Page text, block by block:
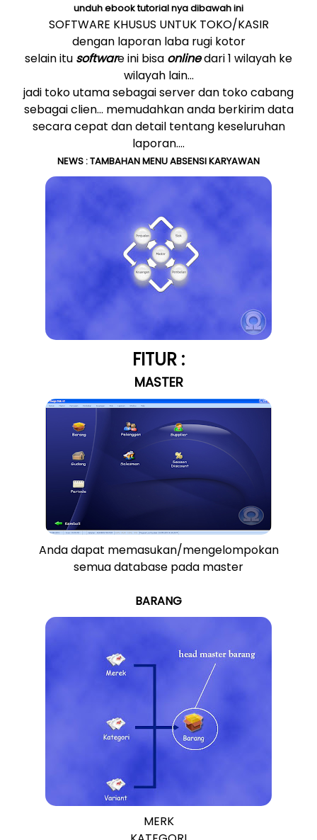
unduh ebook tutorial nya dibawah ini
SOFTWARE KHUSUS UNTUK TOKO/KASIR
dengan laporan laba rugi kotor
selain itu software ini bisa onlinedari 1 wilayah ke
wilayah lain...
jadi toko utama sebagai server dan toko cabang
sebagai clien... memudahkan anda berkirim data
secara cepat dan detail tentang keseluruhan
laporan....
NEWS : TAMBAHAN MENU ABSENSI KARYAWAN
FITUR :
MASTER
Anda dapat memasukan/mengelompokan
semua database pada master
BARANG
MERK